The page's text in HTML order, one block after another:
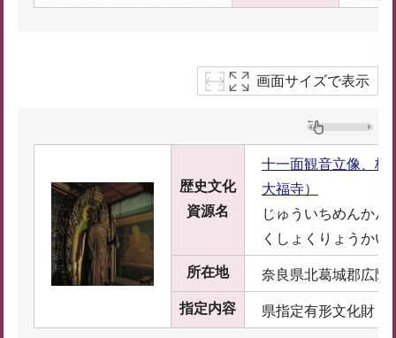
画面サイズで表示
歴史文化
資源名
十一面観音立像、板
大福寺）
じゅういちめんかん
くしょくりょうかい
所在地 奈良県北葛城郡広陵
指定内容 県指定有形文化財